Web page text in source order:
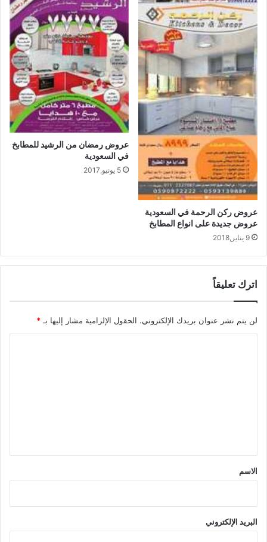
عروض ركن الرحمة في السعودية
عروض جديدة على انواع المطابخ
9 يناير,2018
عروض رمضان من الرشيد للمطابخ
في السعودية
5 يونيو,2017
اترك تعليقاً
لن يتم نشر عنوان بريدك الإلكتروني. الحقول الإلزامية مشار إليها بـ*
*
الاسم
البريد الإلكتروني